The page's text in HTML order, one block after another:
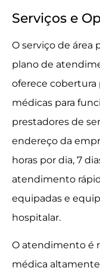
Serviços e
O serviço de área
plano de
oferece cobertura
médicas para
prestadores de
endereço da
horas por dia, 7
atendimento
equipadas e
hospitalar.
O atendimento é
médica